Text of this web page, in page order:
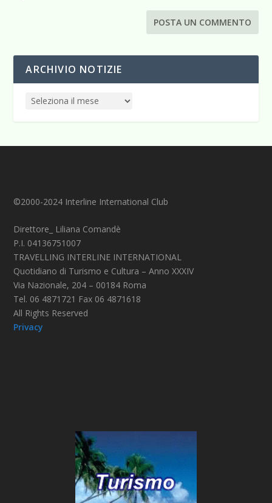
ARCHIVIO NOTIZIE
©2000-2024 Interline International Club
Direttore_ Liliana Comandè
P.I. 04136751007
TRAVELLING INTERLINE INTERNATIONAL
Quotidiano di Turismo e Cultura – Anno XXXIV
Via Nazionale, 204 – 00184 Roma
Tel. 06 4871721 Fax 06 4871618
All Rights Reserved
Privacy